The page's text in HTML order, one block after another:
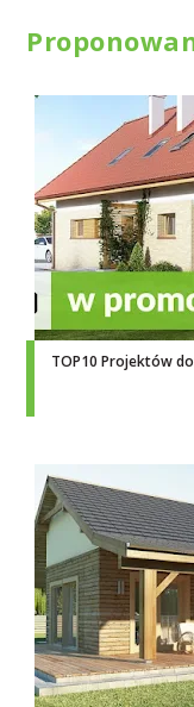
TOP10 Projektów